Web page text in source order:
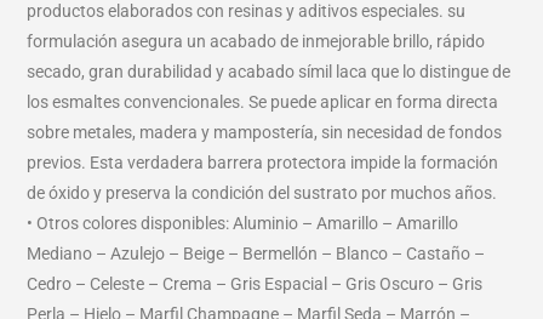
productos elaborados con resinas y aditivos especiales. su
formulación asegura un acabado de inmejorable brillo, rápido
secado, gran durabilidad y acabado símil laca que lo distingue de
los esmaltes convencionales. Se puede aplicar en forma directa
sobre metales, madera y mampostería, sin necesidad de fondos
previos. Esta verdadera barrera protectora impide la formación
de óxido y preserva la condición del sustrato por muchos años.
• Otros colores disponibles: Aluminio – Amarillo – Amarillo
Mediano – Azulejo – Beige – Bermellón – Blanco – Castaño –
Cedro – Celeste – Crema – Gris Espacial – Gris Oscuro – Gris
Perla – Hielo – Marfil Champagne – Marfil Seda – Marrón –